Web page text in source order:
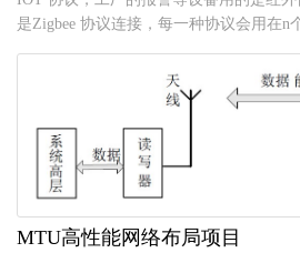
是Zigbee 协议连接，每一种协议会用在n
MTU高性能网络布局项目